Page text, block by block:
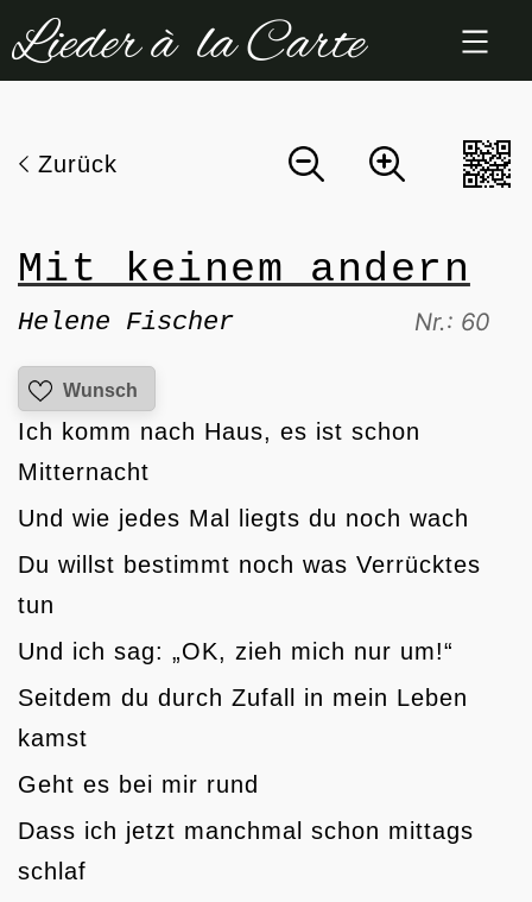
Zum
Inhalt
Zurück
Mit keinem andern
Helene Fischer Nr.: 60
Wunsch
Ich komm nach Haus, es ist schon
Mitternacht
Und wie jedes Mal liegts du noch wach
Du willst bestimmt noch was Verrücktes
tun
Und ich sag: „OK, zieh mich nur um!“
Seitdem du durch Zufall in mein Leben
kamst
Geht es bei mir rund
Dass ich jetzt manchmal schon mittags
schlaf